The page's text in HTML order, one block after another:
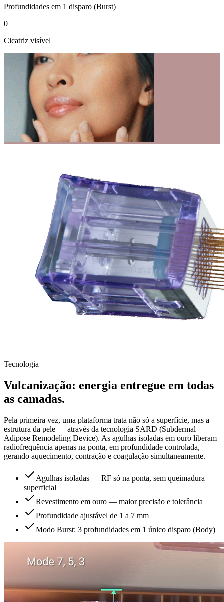
Profundidades em 1 disparo (Burst)
0
Cicatriz visível
Tecnologia
Vulcanização: energia entregue em todas
as camadas.
Pela primeira vez, uma plataforma trata não só a superfície, mas a
estrutura da pele — através da tecnologia SARD (Subdermal
Adipose Remodeling Device). As agulhas isoladas em ouro liberam
radiofrequência apenas na ponta, em profundidade controlada,
gerando aquecimento, contração e coagulação simultaneamente.
Agulhas isoladas — RF só na ponta, sem queimadura
superficial
Revestimento em ouro — maior precisão e tolerância
Profundidade ajustável de 1 a 7 mm
Modo Burst: 3 profundidades em 1 único disparo (Body)